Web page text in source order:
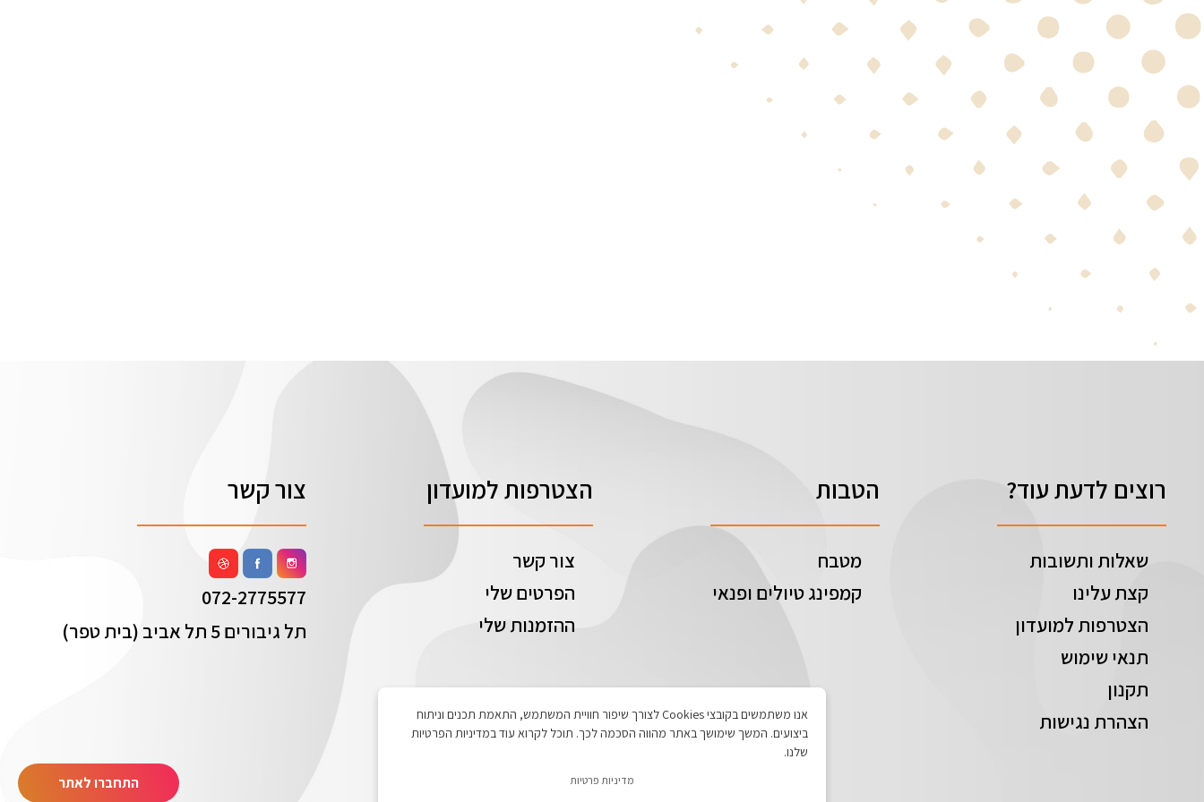
אנו משתמשים בקובצי Cookies לצורך שיפור חוויית המשתמש, התאמת תכנים וניתוח
ביצועים. המשך שימושך באתר מהווה הסכמה לכך. תוכל לקרוא עוד במדיניות הפרטיות
שלנו.
מדיניות פרטיות
רוצים לדעת עוד?
שאלות ותשובות
קצת עלינו
הצטרפות למועדון
תנאי שימוש
תקנון
הצהרת נגישות
הטבות
מטבח
קמפינג טיולים ופנאי
הצטרפות למועדון
צור קשר
הפרטים שלי
ההזמנות שלי
צור קשר
072-2775577
תל גיבורים 5 תל אביב (בית טפר)
התחברו לאתר